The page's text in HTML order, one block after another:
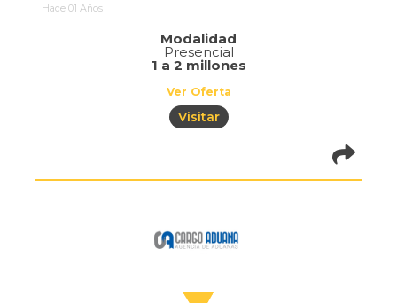
Hace 01 Años
Modalidad
Presencial
1 a 2 millones
Ver Oferta
Visitar